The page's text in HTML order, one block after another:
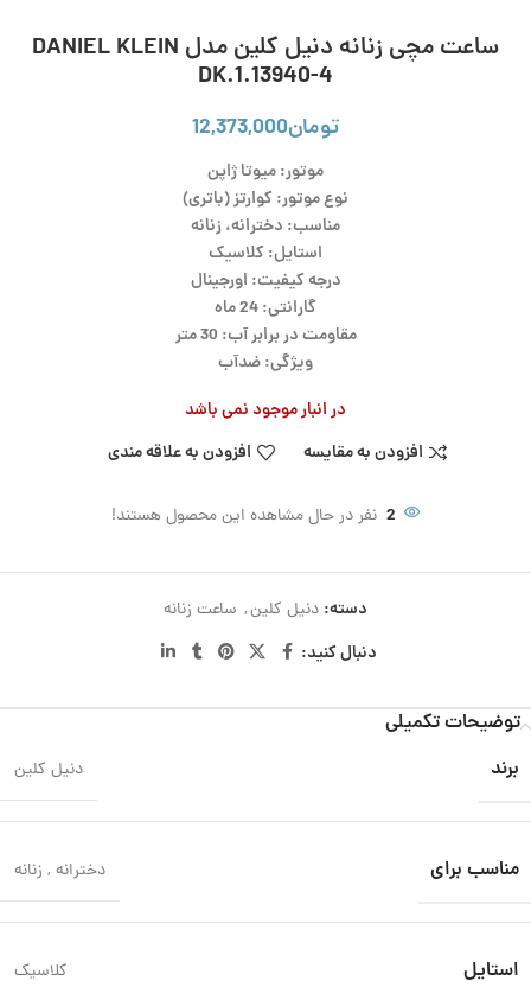
ساعت مچی زنانه دنیل کلین مدل DANIEL KLEIN
DK.1.13940-4
تومان12,373,000
موتور: میوتا ژاپن
نوع موتور: کوارتز (باتری)
مناسب: دخترانه، زنانه
استایل: کلاسیک
درجه کیفیت: اورجینال
گارانتی: 24 ماه
مقاومت در برابر آب: 30 متر
ویژگی: ضدآب
در انبار موجود نمی باشد
افزودن به مقایسه
افزودن به علاقه مندی
2 نفر در حال مشاهده این محصول هستند!
دسته: دنیل کلین, ساعت زنانه
دنبال کنید:
توضیحات تکمیلی
برند
دنیل کلین
مناسب برای دخترانه , زنانه
استایل کلاسیک